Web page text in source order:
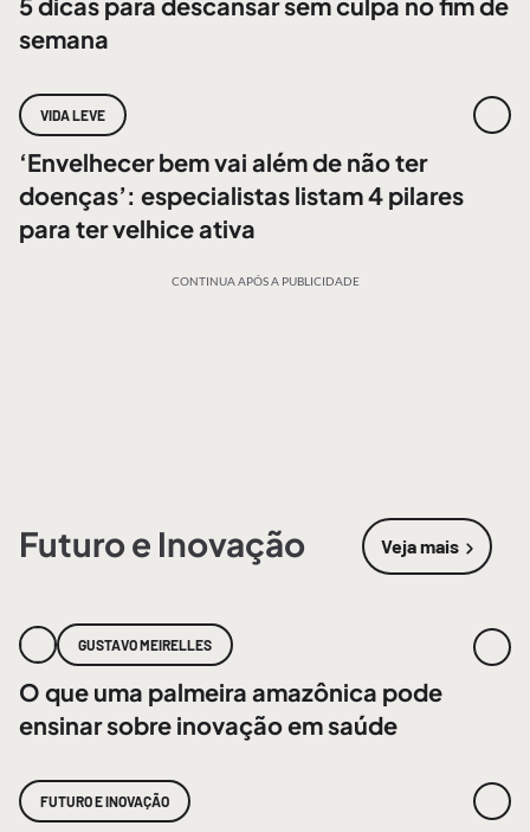
semana
VIDA LEVE
‘Envelhecer bem vai além de não ter
doenças’: especialistas listam 4 pilares
para ter velhice ativa
CONTINUA APÓS A PUBLICIDADE
Futuro e Inovação Veja mais
sobre
GUSTAVO MEIRELLES
O que uma palmeira amazônica pode
ensinar sobre inovação em saúde
FUTURO E INOVAÇÃO